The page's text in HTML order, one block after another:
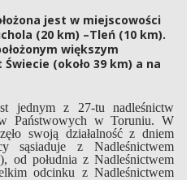
jest w miejscowości
(20 km) –Tleń (10 km).
większym
(około 39 km) a na
jednym z 27-tu nadleśnictw
Państwowych w Toruniu. W
swoją działalność z dniem
sąsiaduje z Nadleśnictwem
od południa z Nadleśnictwem
odcinku z Nadleśnictwem